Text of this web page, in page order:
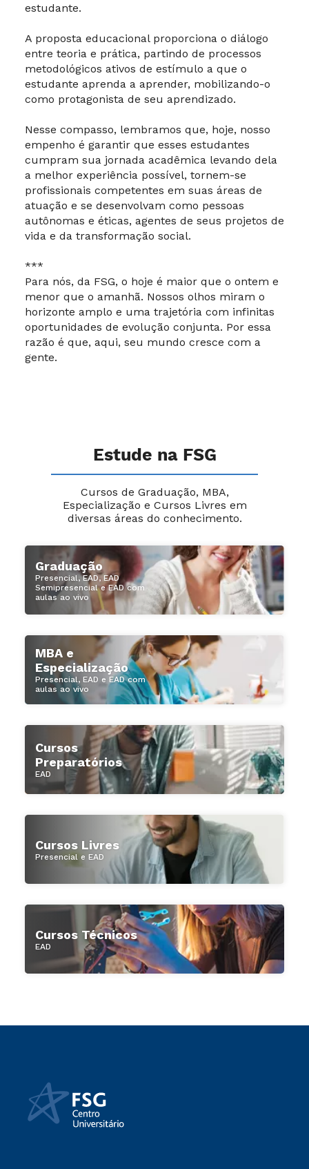
estudante.
A proposta educacional proporciona o diálogo
entre teoria e prática, partindo de processos
metodológicos ativos de estímulo a que o
estudante aprenda a aprender, mobilizando-o
como protagonista de seu aprendizado.
Nesse compasso, lembramos que, hoje, nosso
empenho é garantir que esses estudantes
cumpram sua jornada acadêmica levando dela
a melhor experiência possível, tornem-se
profissionais competentes em suas áreas de
atuação e se desenvolvam como pessoas
autônomas e éticas, agentes de seus projetos de
vida e da transformação social.
***
Para nós, da FSG, o hoje é maior que o ontem e
menor que o amanhã. Nossos olhos miram o
horizonte amplo e uma trajetória com infinitas
oportunidades de evolução conjunta. Por essa
razão é que, aqui, seu mundo cresce com a
gente.
Estude na FSG
Cursos de Graduação, MBA,
Especialização e Cursos Livres em
diversas áreas do conhecimento.
Graduação
Presencial, EAD, EAD
Semipresencial e EAD com
aulas ao vivo
MBA e
Especialização
Presencial, EAD e EAD com
aulas ao vivo
Cursos
Preparatórios
EAD
Cursos Livres
Presencial e EAD
Cursos Técnicos
EAD